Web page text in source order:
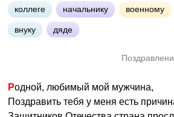
коллеге начальнику военному
внуку дяде
Родной, любимый мой мужчина,
Поздравить тебя у меня есть